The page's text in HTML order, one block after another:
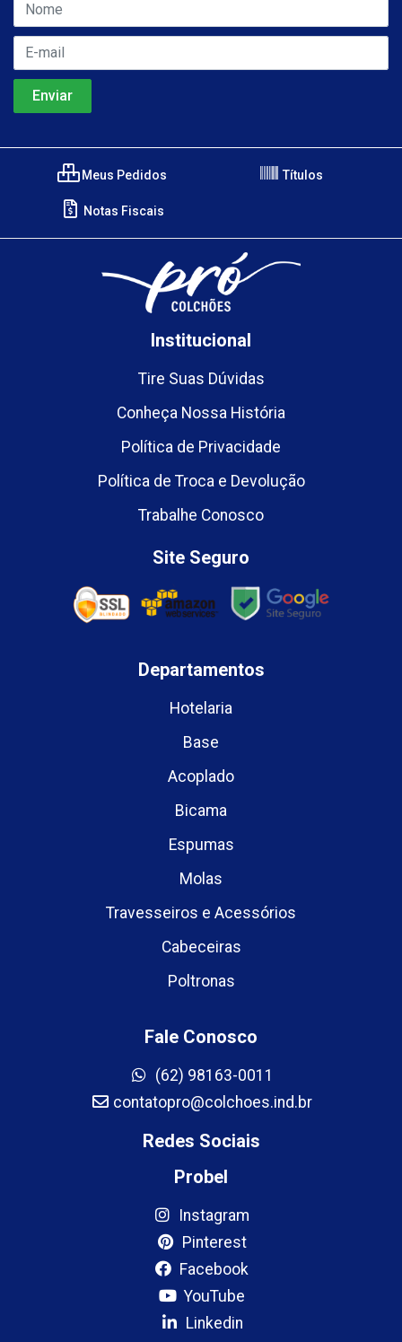
Meus Pedidos Títulos
Notas Fiscais
Institucional
Tire Suas Dúvidas
Conheça Nossa História
Política de Privacidade
Política de Troca e Devolução
Trabalhe Conosco
Site Seguro
Departamentos
Hotelaria
Base
Acoplado
Bicama
Espumas
Molas
Travesseiros e Acessórios
Cabeceiras
Poltronas
Fale Conosco
(62) 98163-0011
contatopro@colchoes.ind.br
Redes Sociais
Probel
Instagram
Pinterest
Facebook
YouTube
Linkedin